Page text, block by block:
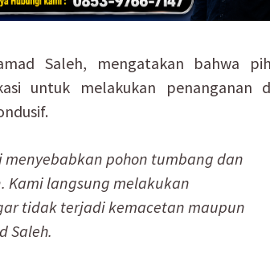
Saleh, mengatakan bahwa
untuk melakukan penanganan
pohon tumbang dan
Kami langsung melakukan
tidak terjadi kemacetan maupun
Saleh.